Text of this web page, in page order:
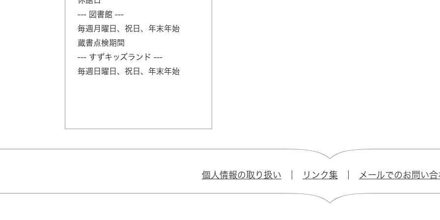
--- 図書館 ---
毎週月曜日、祝日、年末年始
蔵書点検期間
--- すずキッズランド ---
毎週日曜日、祝日、年末年始
個人情報の取り扱い リンク集 メールでのお問い